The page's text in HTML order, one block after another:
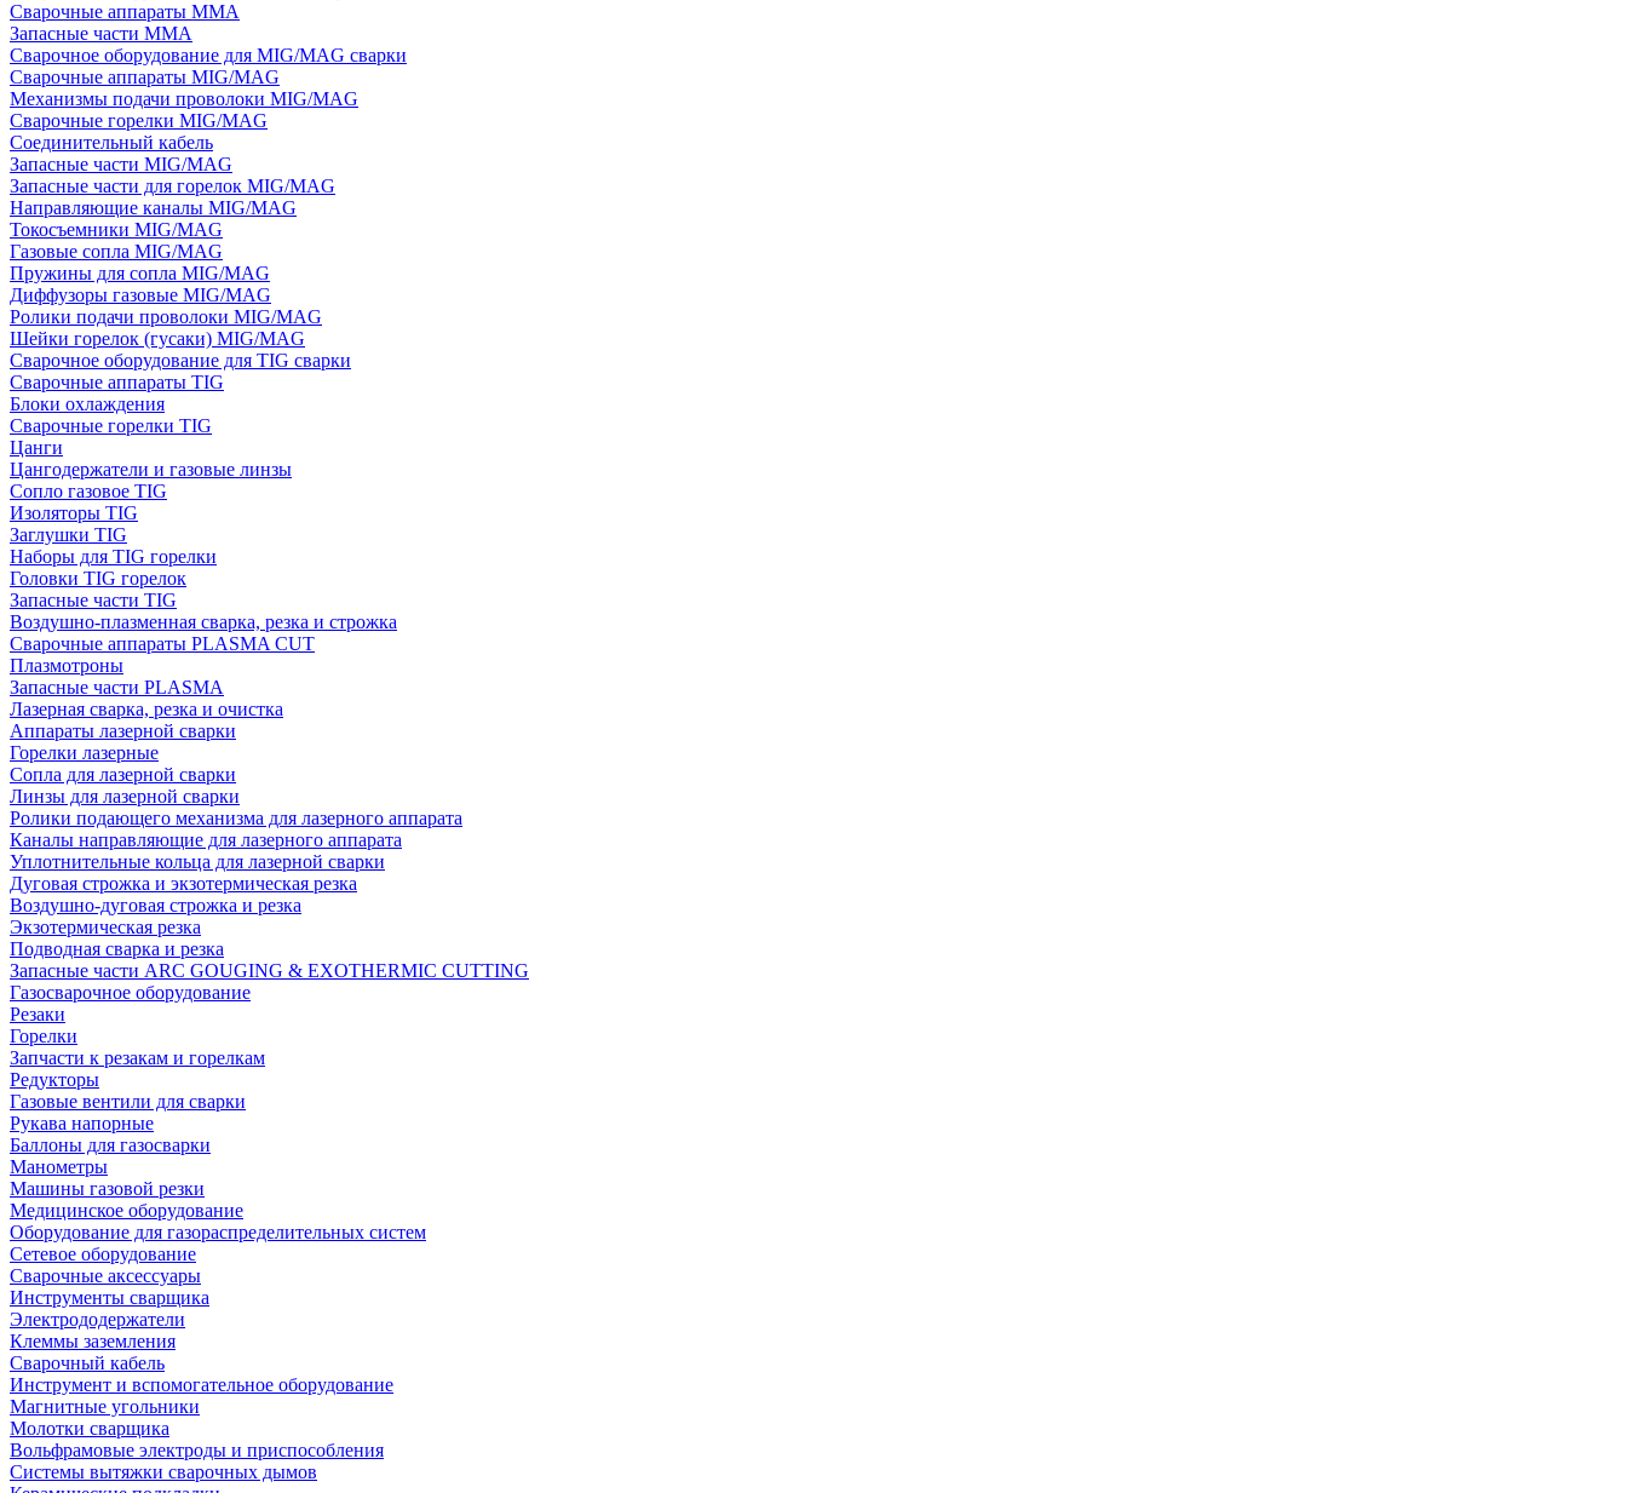
Сварочные аппараты MMA
Запасные части MMA
Сварочное оборудование для MIG/MAG сварки
Сварочные аппараты MIG/MAG
Механизмы подачи проволоки MIG/MAG
Сварочные горелки MIG/MAG
Соединительный кабель
Запасные части MIG/MAG
Запасные части для горелок MIG/MAG
Направляющие каналы MIG/MAG
Токосъемники MIG/MAG
Газовые сопла MIG/MAG
Пружины для сопла MIG/MAG
Диффузоры газовые MIG/MAG
Ролики подачи проволоки MIG/MAG
Шейки горелок (гусаки) MIG/MAG
Сварочное оборудование для TIG сварки
Сварочные аппараты TIG
Блоки охлаждения
Сварочные горелки TIG
Цанги
Цангодержатели и газовые линзы
Сопло газовое TIG
Изоляторы TIG
Заглушки TIG
Наборы для TIG горелки
Головки TIG горелок
Запасные части TIG
Воздушно-плазменная сварка, резка и строжка
Сварочные аппараты PLASMA CUT
Плазмотроны
Запасные части PLASMA
Лазерная сварка, резка и очистка
Аппараты лазерной сварки
Горелки лазерные
Сопла для лазерной сварки
Линзы для лазерной сварки
Ролики подающего механизма для лазерного аппарата
Каналы направляющие для лазерного аппарата
Уплотнительные кольца для лазерной сварки
Дуговая строжка и экзотермическая резка
Воздушно-дуговая строжка и резка
Экзотермическая резка
Подводная сварка и резка
Запасные части ARC GOUGING & EXOTHERMIC CUTTING
Газосварочное оборудование
Резаки
Горелки
Запчасти к резакам и горелкам
Редукторы
Газовые вентили для сварки
Рукава напорные
Баллоны для газосварки
Манометры
Машины газовой резки
Медицинское оборудование
Оборудование для газораспределительных систем
Сетевое оборудование
Сварочные аксессуары
Инструменты сварщика
Электрододержатели
Клеммы заземления
Сварочный кабель
Инструмент и вспомогательное оборудование
Магнитные угольники
Молотки сварщика
Вольфрамовые электроды и приспособления
Системы вытяжки сварочных дымов